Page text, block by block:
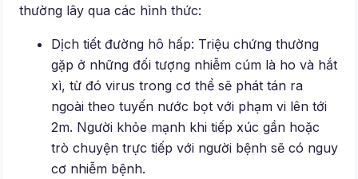
thường lây qua các hình thức:
Dịch tiết đường hô hấp: Triệu chứng thường
gặp ở những đối tượng nhiễm cúm là ho và hắt
xì, từ đó virus trong cơ thể sẽ phát tán ra
ngoài theo tuyến nước bọt với phạm vi lên tới
2m. Người khỏe mạnh khi tiếp xúc gần hoặc
trò chuyện trực tiếp với người bệnh sẽ có nguy
cơ nhiễm bệnh.